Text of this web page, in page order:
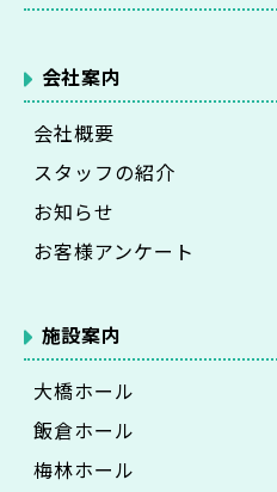
会社案内
会社概要
スタッフの紹介
お知らせ
お客様アンケート
施設案内
大橋ホール
飯倉ホール
梅林ホール